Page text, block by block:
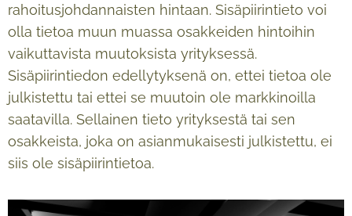
rahoitusjohdannaisten hintaan. Sisäpiirintieto voi
olla tietoa muun muassa osakkeiden hintoihin
vaikuttavista muutoksista yrityksessä.
Sisäpiirintiedon edellytyksenä on, ettei tietoa ole
julkistettu tai ettei se muutoin ole markkinoilla
saatavilla. Sellainen tieto yrityksestä tai sen
osakkeista, joka on asianmukaisesti julkistettu, ei
siis ole sisäpiirintietoa.